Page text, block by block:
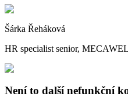
Šárka Řeháková
HR specialist senior,
Není to další nefunkční